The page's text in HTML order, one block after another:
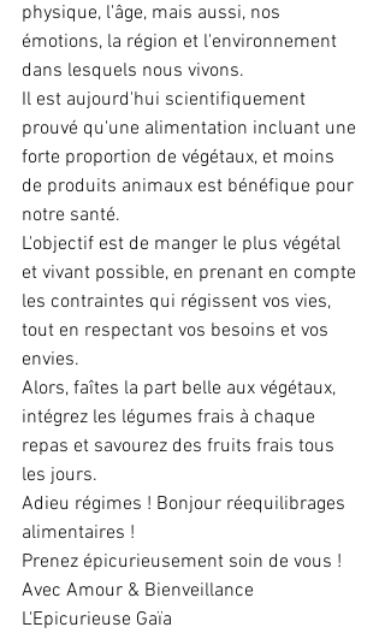
physique, l'âge, mais aussi, nos
émotions, la région et l'environnement
dans lesquels nous vivons.
Il est aujourd'hui scientifiquement
prouvé qu'une alimentation incluant une
forte proportion de végétaux, et moins
de produits animaux est bénéfique pour
notre santé.
L'objectif est de manger le plus végétal
et vivant possible, en prenant en compte
les contraintes qui régissent vos vies,
tout en respectant vos besoins et vos
envies.
Alors, faîtes la part belle aux végétaux,
intégrez les légumes frais à chaque
repas et savourez des fruits frais tous
les jours.
Adieu régimes ! Bonjour réequilibrages
alimentaires !
Prenez épicurieusement soin de vous !
Avec Amour & Bienveillance
L'Epicurieuse Gaïa